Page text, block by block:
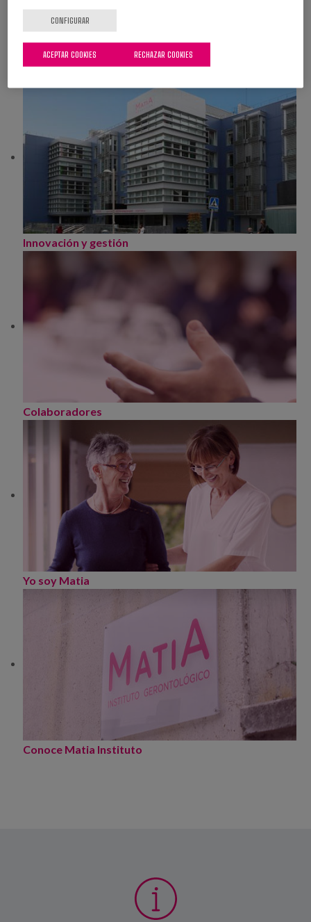
Innovación y gestión
Colaboradores
Yo soy Matia
Conoce Matia Instituto
CONFIGURAR
RECHAZAR COOKIES
ACEPTAR COOKIES